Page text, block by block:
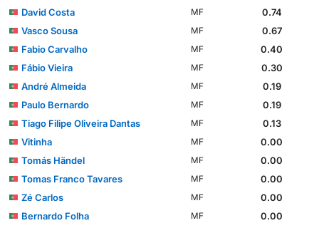
David Costa
MF
0.74
Vasco Sousa
MF
0.67
Fabio Carvalho
MF
0.40
Fábio Vieira
MF
0.30
André Almeida
MF
0.19
Paulo Bernardo
MF
0.19
Tiago Filipe Oliveira Dantas
MF
0.13
Vitinha
MF
0.00
Tomás Händel
MF
0.00
Tomas Franco Tavares
MF
0.00
Zé Carlos
MF
0.00
Bernardo Folha
MF 0.00